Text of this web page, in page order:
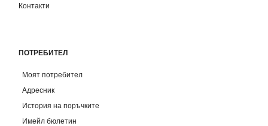
Контакти
ПОТРЕБИТЕЛ
Моят потребител
Адресник
История на поръчките
Имейл бюлетин